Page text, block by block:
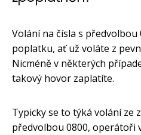
Volání na čísla s předvolbou
poplatku, ať už voláte z
Nicméně v některých
takový hovor zaplatíte.
Typicky se to týká volání ze
předvolbou 0800, operátoři